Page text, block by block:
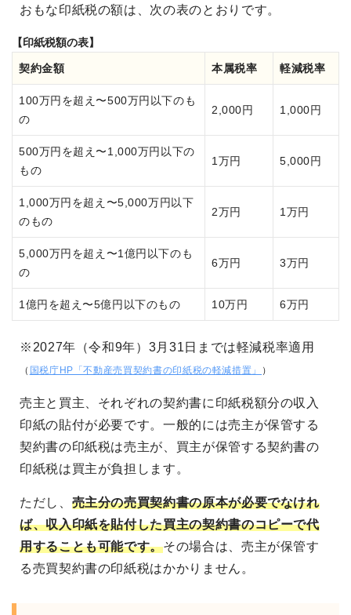
おもな印紙税の額は、次の表のとおりです。
【印紙税額の表】
契約金額 本属税率 軽減税率
100万円を超え〜500万円以下のも
の
2,000円 1,000円
500万円を超え〜1,000万円以下の
もの
1万円 5,000円
1,000万円を超え〜5,000万円以下
のもの
2万円 1万円
5,000万円を超え〜1億円以下のも
の
6万円 3万円
1億円を超え〜5億円以下のもの 10万円 6万円
※2027年（令和9年）3月31日までは軽減税率適用
（ 国税庁HP「不動産売買契約書の印紙税の軽減措置」 ）
売主と買主、それぞれの契約書に印紙税額分の収入
印紙の貼付が必要です。一般的には売主が保管する
契約書の印紙税は売主が、買主が保管する契約書の
印紙税は買主が負担します。
ただし、 売主分の売買契約書の原本が必要でなけれ
ば、収入印紙を貼付した買主の契約書のコピーで代
用することも可能です。その場合は、売主が保管す
る売買契約書の印紙税はかかりません。